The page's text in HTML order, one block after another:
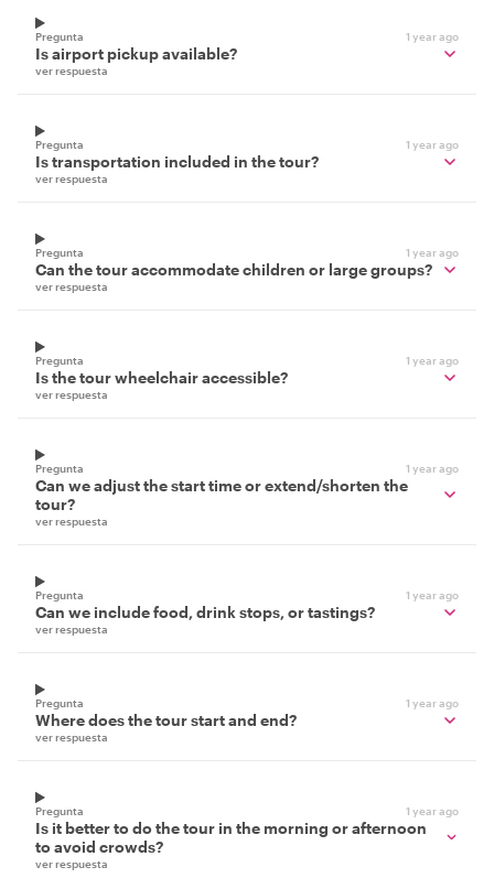
Pregunta 1 year ago
Is airport pickup available?
ver respuesta
Pregunta 1 year ago
Is transportation included in the tour?
ver respuesta
Pregunta 1 year ago
Can the tour accommodate children or large groups?
ver respuesta
Pregunta 1 year ago
Is the tour wheelchair accessible?
ver respuesta
Pregunta 1 year ago
Can we adjust the start time or extend/shorten the
tour?
ver respuesta
Pregunta 1 year ago
Can we include food, drink stops, or tastings?
ver respuesta
Pregunta 1 year ago
Where does the tour start and end?
ver respuesta
Pregunta 1 year ago
Is it better to do the tour in the morning or afternoon
to avoid crowds?
ver respuesta